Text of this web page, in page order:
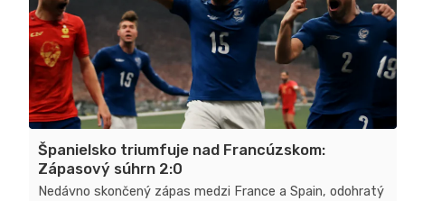
Španielsko triumfuje nad Francúzskom:
Zápasový súhrn 2:0
Nedávno skončený zápas medzi France a Spain, odohratý